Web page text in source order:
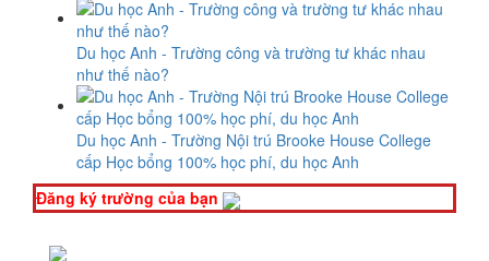
Du học Anh - Trường công và trường tư khác nhau
như thế nào?
Du học Anh - Trường Nội trú Brooke House College
cấp Học bổng 100% học phí, du học Anh
Đăng ký trường của bạn